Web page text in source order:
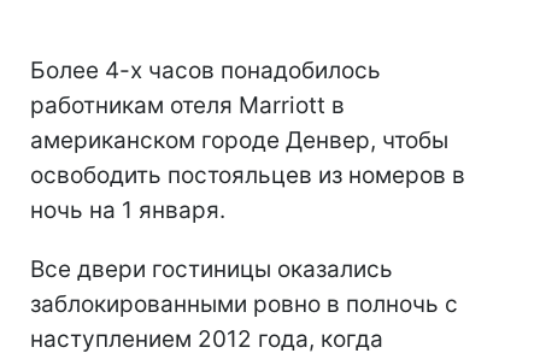
Более 4-х часов понадобилось
работникам отеля Marriott в
американском городе Денвер, чтобы
освободить постояльцев из номеров в
ночь на 1 января.
Все двери гостиницы оказались
заблокированными ровно в полночь с
наступлением 2012 года, когда